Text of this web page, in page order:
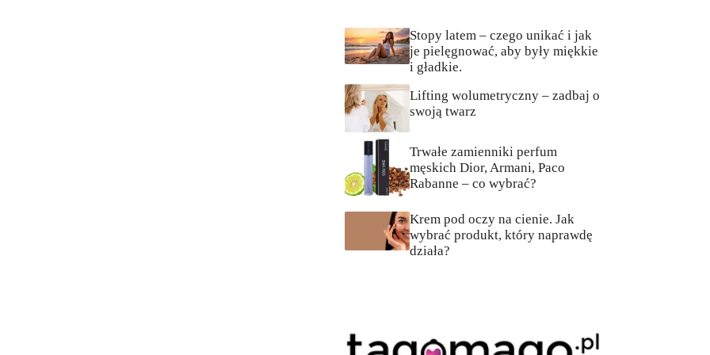
Stopy latem – czego unikać i jak
je pielęgnować, aby były miękkie
i gładkie.
Lifting wolumetryczny – zadbaj o
swoją twarz
Trwałe zamienniki perfum
męskich Dior, Armani, Paco
Rabanne – co wybrać?
Krem pod oczy na cienie. Jak
wybrać produkt, który naprawdę
działa?